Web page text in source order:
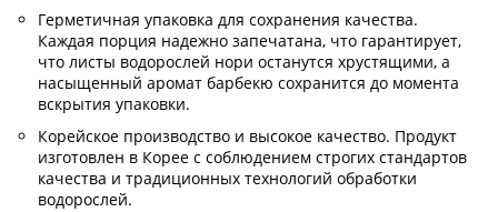
Герметичная упаковка для сохранения качества.
Каждая порция надежно запечатана, что гарантирует,
что листы водорослей нори останутся хрустящими, а
насыщенный аромат барбекю сохранится до момента
вскрытия упаковки.
Корейское производство и высокое качество. Продукт
изготовлен в Корее с соблюдением строгих стандартов
качества и традиционных технологий обработки
водорослей.